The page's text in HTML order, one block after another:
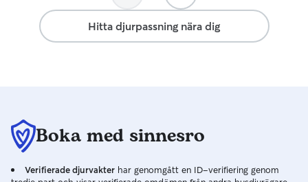
Hitta djurpassning nära dig
Boka med sinnesro
Verifierade djurvakter har genomgått en ID-verifiering genom